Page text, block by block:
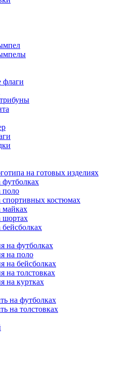
флаги
на готовых изделиях
костюмах
на футболках
на поло
на бейсболках
на толстовках
на куртках
на футболках
на толстовках